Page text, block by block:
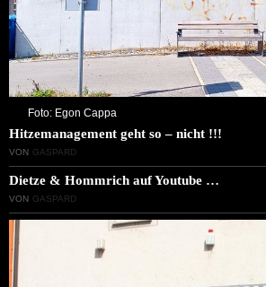
Foto: Egon Cappa
Hitzemanagement geht so – nicht !!!
VON GASPARD
Dietze & Hommrich auf Youtube …
VON GASPARD